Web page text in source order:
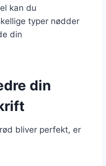
kan du
typer nødder
din
din
bliver perfekt, er